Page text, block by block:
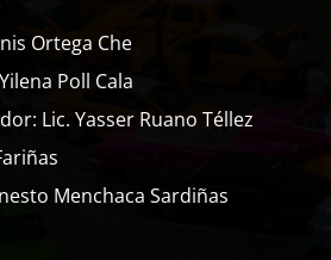
Ortega Che
Poll Cala
Lic. Yasser Ruano Téllez
Menchaca Sardiñas